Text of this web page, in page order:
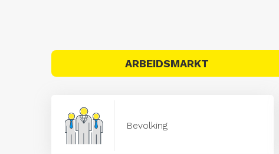
ARBEIDSMARKT
Bevolking